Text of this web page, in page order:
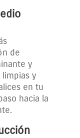
de
y
y
en tu
hacia la